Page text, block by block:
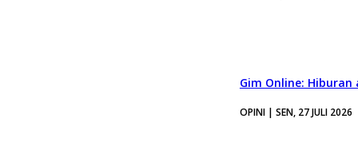
Gim Online:
OPINI | SEN, 27 JULI 2026